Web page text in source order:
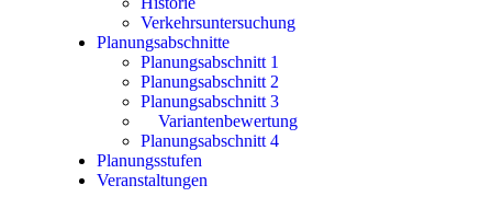
Verkehrsuntersuchung
Planungsabschnitte
Planungsabschnitt 1
Planungsabschnitt 2
Planungsabschnitt 3
Variantenbewertung
Planungsabschnitt 4
Planungsstufen
Veranstaltungen